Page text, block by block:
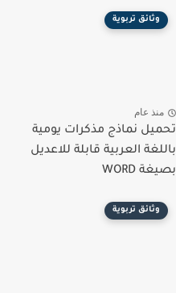
وثائق تربوية
منذ عام
تحميل نماذج مذكرات يومية
باللغة العربية قابلة للاعديل
بصيغة WORD
وثائق تربوية